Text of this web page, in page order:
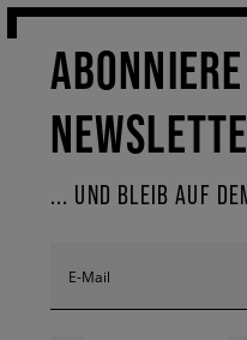
... UND BLEIB AUF
E-Mail